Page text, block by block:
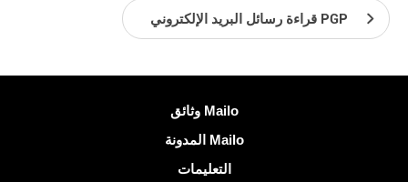
قراءة رسائل البريد الإلكتروني PGP
وثائق Mailo
المدونة Mailo
التعليمات